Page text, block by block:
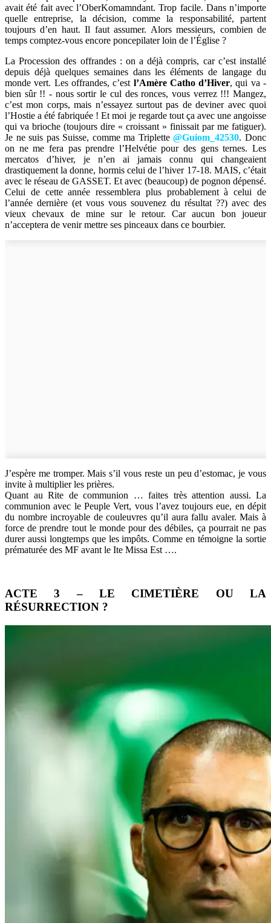
avait été fait avec l’OberKomamndant. Trop facile. Dans n’importe
quelle entreprise, la décision, comme la responsabilité, partent
toujours d’en haut. Il faut assumer. Alors messieurs, combien de
temps comptez-vous encore poncepilater loin de l’Église ?
La Procession des offrandes : on a déjà compris, car c’est installé
depuis déjà quelques semaines dans les éléments de langage du
monde vert. Les offrandes, c’est l’Amère Catho d’Hiver, qui va -
bien sûr !! - nous sortir le cul des ronces, vous verrez !!! Mangez,
c’est mon corps, mais n’essayez surtout pas de deviner avec quoi
l’Hostie a été fabriquée ! Et moi je regarde tout ça avec une angoisse
qui va brioche (toujours dire « croissant » finissait par me fatiguer).
Je ne suis pas Suisse, comme ma Triplette@Guiom_42530. Donc
on ne me fera pas prendre l’Helvétie pour des gens ternes. Les
mercatos d’hiver, je n’en ai jamais connu qui changeaient
drastiquement la donne, hormis celui de l’hiver 17-18. MAIS, c’était
avec le réseau de GASSET. Et avec (beaucoup) de pognon dépensé.
Celui de cette année ressemblera plus probablement à celui de
l’année dernière (et vous vous souvenez du résultat ??) avec des
vieux chevaux de mine sur le retour. Car aucun bon joueur
n’acceptera de venir mettre ses pinceaux dans ce bourbier.
J’espère me tromper. Mais s’il vous reste un peu d’estomac, je vous
invite à multiplier les prières.
Quant au Rite de communion … faites très attention aussi. La
communion avec le Peuple Vert, vous l’avez toujours eue, en dépit
du nombre incroyable de couleuvres qu’il aura fallu avaler. Mais à
force de prendre tout le monde pour des débiles, ça pourrait ne pas
durer aussi longtemps que les impôts. Comme en témoigne la sortie
prématurée des MF avant le Ite Missa Est ….
ACTE 3 – LE CIMETIÈRE OU LA
RÉSURRECTION ?